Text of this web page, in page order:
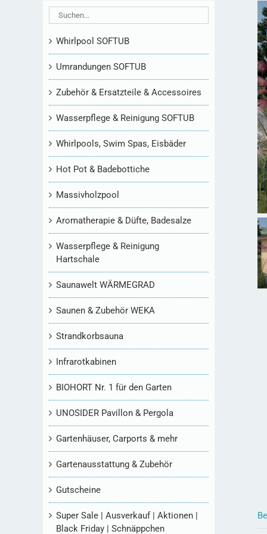
Whirlpool SOFTUB
Umrandungen SOFTUB
Zubehör & Ersatzteile & Accessoires
Wasserpflege & Reinigung SOFTUB
Whirlpools, Swim Spas, Eisbäder
Hot Pot & Badebottiche
Massivholzpool
Aromatherapie & Düfte, Badesalze
Wasserpflege & Reinigung
Hartschale
Saunawelt WÄRMEGRAD
Saunen & Zubehör WEKA
Strandkorbsauna
Infrarotkabinen
BIOHORT Nr. 1 für den Garten
UNOSIDER Pavillon & Pergola
Gartenhäuser, Carports & mehr
Gartenausstattung & Zubehör
Gutscheine
Super Sale | Ausverkauf | Aktionen |
Black Friday | Schnäppchen